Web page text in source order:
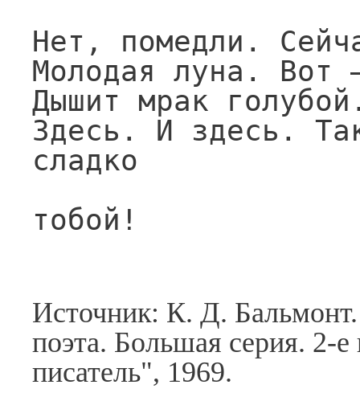
Нет, помедли.
Молодая луна. Вот
Дышит мрак
Здесь. И здесь.
сладко
тобой!
Источник: К. Д.
поэта. Большая серия. 2-
писатель", 1969.